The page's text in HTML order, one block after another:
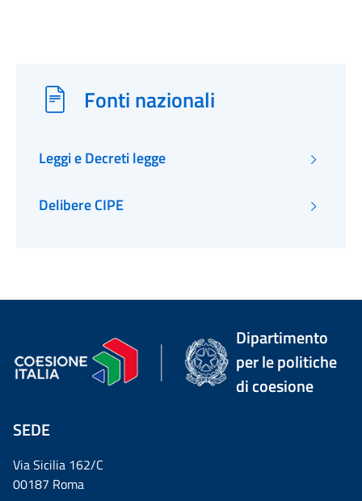
Fonti nazionali
Leggi e Decreti legge
Delibere CIPE
Dipartimento
per le politiche
di coesione
SEDE
Via Sicilia 162/C
00187 Roma